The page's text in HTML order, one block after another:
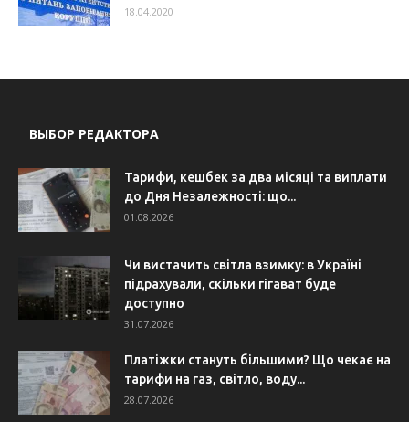
18.04.2020
ВЫБОР РЕДАКТОРА
Тарифи, кешбек за два місяці та виплати
до Дня Незалежності: що...
01.08.2026
Чи вистачить світла взимку: в Україні
підрахували, скільки гігават буде
доступно
31.07.2026
Платіжки стануть більшими? Що чекає на
тарифи на газ, світло, воду...
28.07.2026